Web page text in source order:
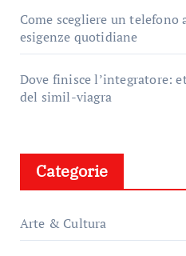
Come scegliere un
esigenze quotidiane
Dove finisce l’integratore:
del simil-viagra
Categorie
Arte & Cultura